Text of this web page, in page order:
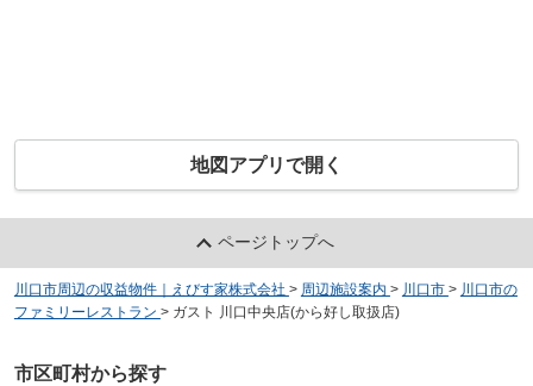
地図アプリで開く
ページトップへ
川口市周辺の収益物件｜えびす家株式会社 > 周辺施設案内 > 川口市 > 川口市の
ファミリーレストラン > ガスト 川口中央店(から好し取扱店)
市区町村から探す